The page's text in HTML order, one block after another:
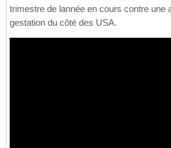
trimestre de lannée en cours contre une
gestation du côté des USA.